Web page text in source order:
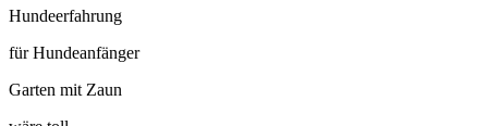
Hundeerfahrung
für Hundeanfänger
Garten mit Zaun